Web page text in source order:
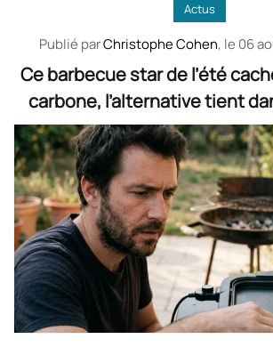
Actus
Publié parChristophe Cohen, le 06
Ce barbecue star de l’été
carbone, l’alternative tient